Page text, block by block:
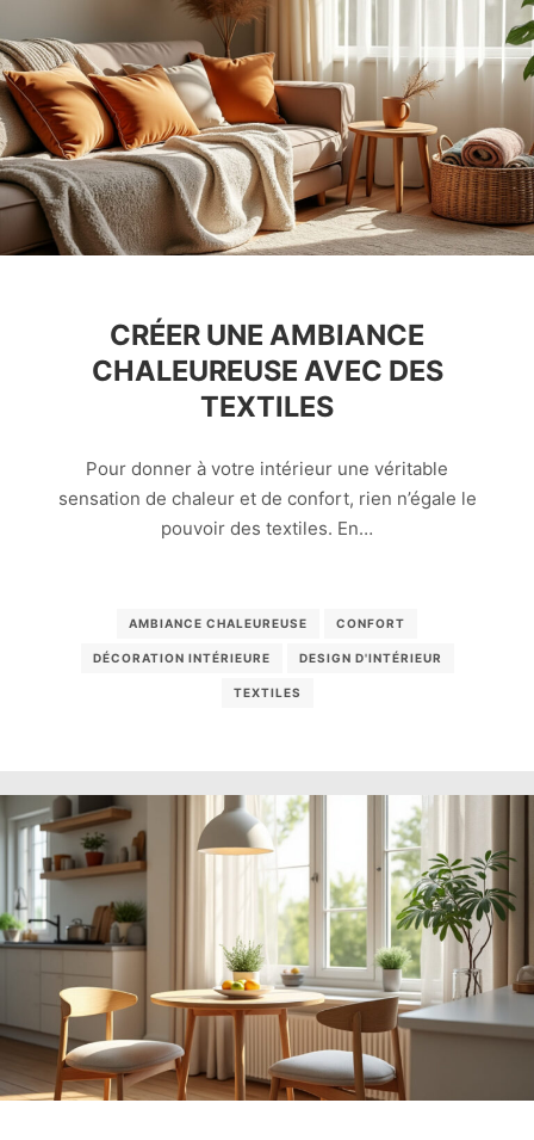
CRÉER UNE AMBIANCE
CHALEUREUSE AVEC DES
TEXTILES
Pour donner à votre intérieur une véritable
sensation de chaleur et de confort, rien n’égale le
pouvoir des textiles. En…
AMBIANCE CHALEUREUSE CONFORT
DÉCORATION INTÉRIEURE DESIGN D'INTÉRIEUR
TEXTILES